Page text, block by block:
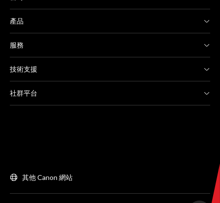
產品
服務
技術支援
社群平台
其他 Canon 網站